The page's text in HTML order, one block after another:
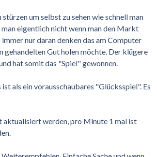
um selbst zu sehen wie schnell man
eigentlich nicht wenn man den Markt
nur daran denken das am Computer
Gut holen möchte. Der klügere
hat somit das "Spiel" gewonnen.
als ein vorausschaubares "Glücksspiel". Es
aktualisiert werden, pro Minute 1 mal ist